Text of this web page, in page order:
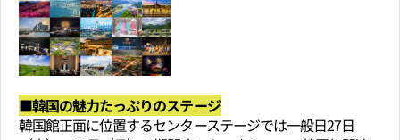
■韓国の魅力たっぷりのステージ
韓国館正面に位置するセンターステージでは一般日27日